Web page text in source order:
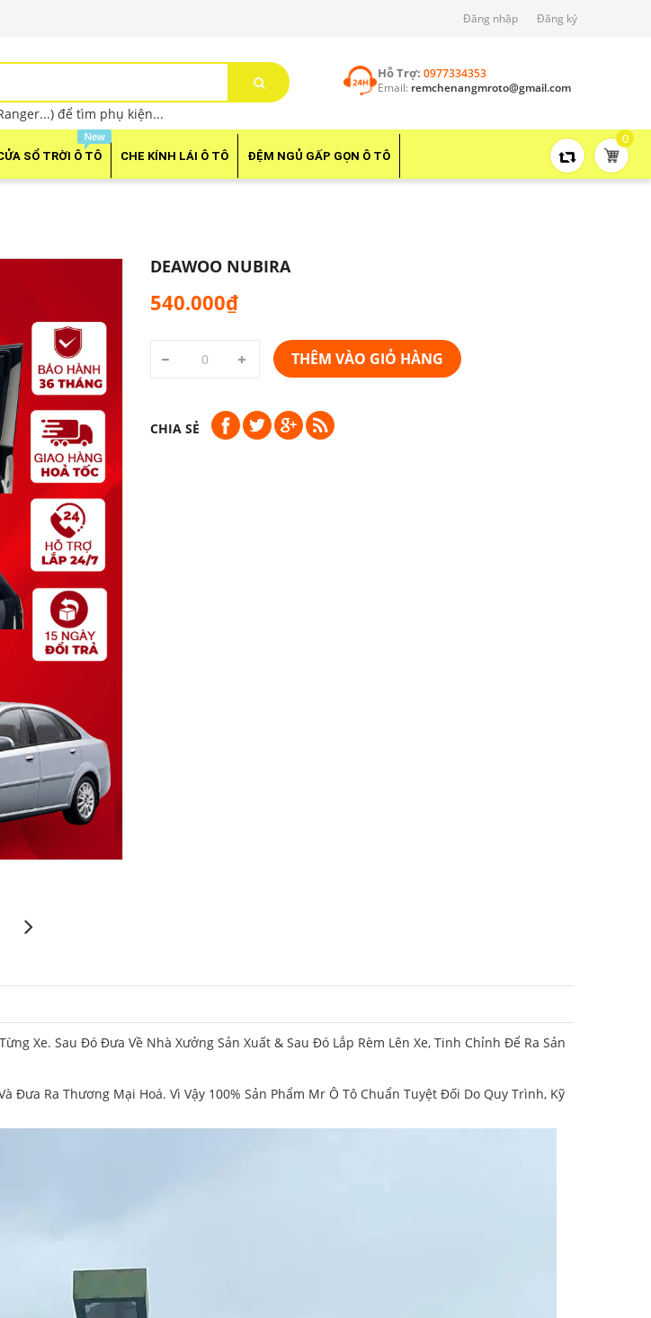
Đăng nhập Đăng ký
để tìm phụ kiện...
Hỗ Trợ:0977334353
Email: remchenangmroto@gmail.com
SỔ TRỜI Ô TÔ CHE KÍNH LÁI Ô TÔ ĐỆM NGỦ GẤP GỌN Ô TÔ
0
DEAWOO NUBIRA
540.000₫
THÊM VÀO GIỎ HÀNG
CHIA SẺ
Xe. Sau Đó Đưa Về Nhà Xưởng Sản Xuất & Sau Đó Lắp Rèm Lên Xe, Tinh Chỉnh Để Ra Sản
Đưa Ra Thương Mại Hoá. Vì Vậy 100% Sản Phẩm Mr Ô Tô Chuẩn Tuyệt Đối Do Quy Trình, Kỹ